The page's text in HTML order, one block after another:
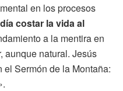
en los procesos
costar la vida al
a la mentira en
aunque natural. Jesús
Sermón de la Montaña: